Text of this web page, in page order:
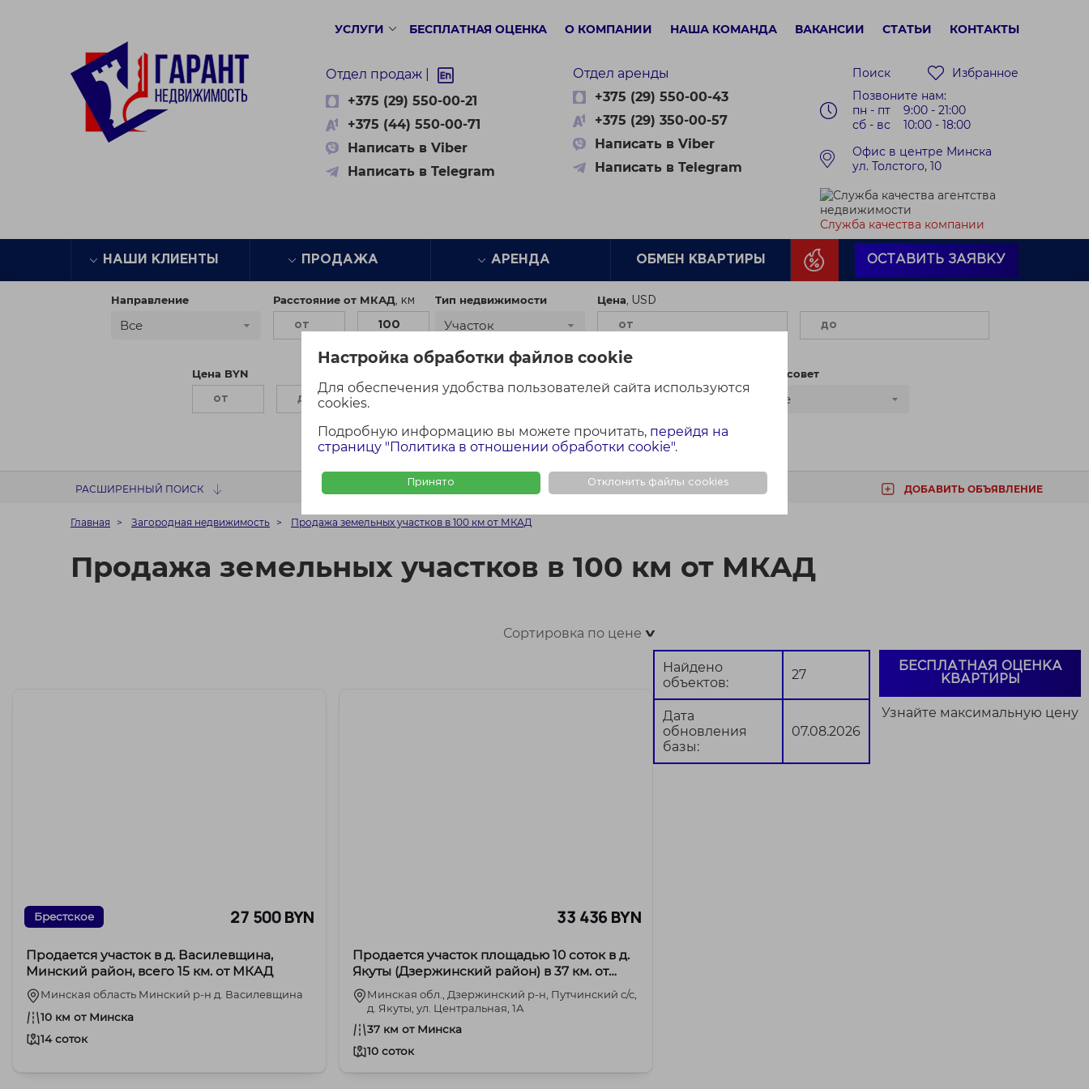
Настройка обработки файлов cookie
Для обеспечения удобства пользователей сайта используются
cookies.
Подробную информацию вы можете прочитать, перейдя на
страницу "Политика в отношении обработки cookie".
Принято Отклонить файлы cookies
УСЛУГИ БЕСПЛАТНАЯ ОЦЕНКА О КОМПАНИИ НАША КОМАНДА ВАКАНСИИ СТАТЬИ КОНТАКТЫ
Отдел продаж |
+375 (29) 550-00-21
+375 (44) 550-00-71
Написать в Viber
Написать в Telegram
Отдел аренды
+375 (29) 550-00-43
+375 (29) 350-00-57
Написать в Viber
Написать в Telegram
Поиск
Избранное
Позвоните нам:
пн - пт 9:00 - 21:00
сб - вс 10:00 - 18:00
Офис в центре Минска
ул. Толстого, 10
Служба качества компании
НАШИ КЛИЕНТЫ ПРОДАЖА АРЕНДА ОБМЕН КВАРТИРЫ ОСТАВИТЬ ЗАЯВКУ
Направление
Все
Расстояние от МКАД Тип недвижимости
Участок
Цена
Цена BYN Сельсовет
Все
Найти Сбросить
РАСШИРЕННЫЙ ПОИСК ФОТО + КАРТА ФОТО КАРТА ДОБАВИТЬ ОБЪЯВЛЕНИЕ
Главная Загородная недвижимость Продажа земельных участков в 100 км от МКАД
Продажа земельных участков в 100 км от МКАД
Сортировка по цене>
Брестское 27 500 BYN
Продается участок в д. Василевщина,
Минский район, всего 15 км. от МКАД
Минская область Минский р-н д. Василевщина
10 км от Минска
14 соток
33 436 BYN
Продается участок площадью 10 соток в д.
Якуты (Дзержинский район) в 37 км. от
МКАД.
Минская обл., Дзержинский р-н, Путчинский с/с,
д. Якуты, ул. Центральная, 1А
37 км от Минска
10 соток
Найдено
объектов:
27
Дата
обновления
базы:
07.08.2026
БЕСПЛАТНАЯ ОЦЕНКА
КВАРТИРЫ
Узнайте максимальную цену